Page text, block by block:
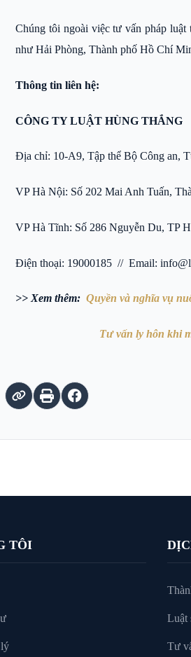
Chúng tôi ngoài việc tư vấn pháp
như Hải Phòng, Thành phố Hồ Chí
Thông tin liên hệ:
CÔNG TY LUẬT HÙNG THẮNG
Địa chỉ: 10-A9, Tập thể Bộ Công an,
VP Hà Nội: Số 202 Mai Anh Tuấn,
VP Hà Tĩnh: Số 286 Nguyễn Du, TP
Điện thoại: 19000185 // Email:
>> Xem thêm: Quyền và nghĩa vụ
Tư vấn ly hôn khi
TÔI
Luật
Tư